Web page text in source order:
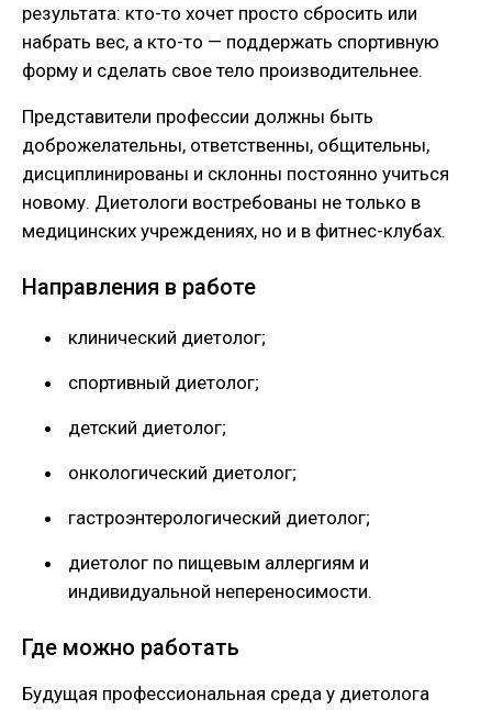
результата: кто-то хочет просто сбросить или
набрать вес, а кто-то — поддержать спортивную
форму и сделать свое тело производительнее.
Представители профессии должны быть
доброжелательны, ответственны, общительны,
дисциплинированы и склонны постоянно учиться
новому. Диетологи востребованы не только в
медицинских учреждениях, но и в фитнес-клубах.
Направления в работе
клинический диетолог;
спортивный диетолог;
детский диетолог;
онкологический диетолог;
гастроэнтерологический диетолог;
диетолог по пищевым аллергиям и
индивидуальной непереносимости.
Где можно работать
Будущая профессиональная среда у диетолога